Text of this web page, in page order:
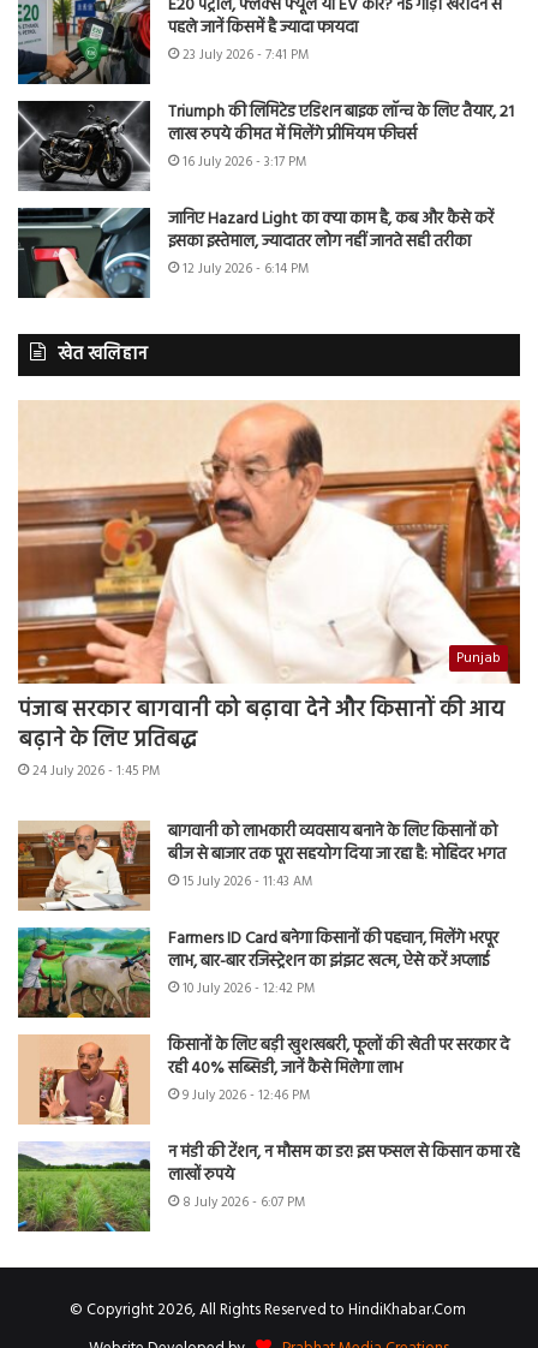
पहले जानें किसमें है ज्यादा फायदा
23 July 2026 - 7:41 PM
Triumph की लिमिटेड एडिशन बाइक लॉन्च के लिए तैयार, 21
लाख रुपये कीमत में मिलेंगे प्रीमियम फीचर्स
16 July 2026 - 3:17 PM
जानिए Hazard Light का क्या काम है, कब और कैसे करें
इसका इस्तेमाल, ज्यादातर लोग नहीं जानते सही तरीका
12 July 2026 - 6:14 PM
खेत खलिहान
Punjab
पंजाब सरकार बागवानी को बढ़ावा देने और किसानों की आय
बढ़ाने के लिए प्रतिबद्ध
24 July 2026 - 1:45 PM
बागवानी को लाभकारी व्यवसाय बनाने के लिए किसानों को
बीज से बाजार तक पूरा सहयोग दिया जा रहा है: मोहिंदर भगत
15 July 2026 - 11:43 AM
Farmers ID Card बनेगा किसानों की पहचान, मिलेंगे भरपूर
लाभ, बार-बार रजिस्ट्रेशन का झंझट खत्म, ऐसे करें अप्लाई
10 July 2026 - 12:42 PM
किसानों के लिए बड़ी खुशखबरी, फूलों की खेती पर सरकार दे
रही 40% सब्सिडी, जानें कैसे मिलेगा लाभ
9 July 2026 - 12:46 PM
न मंडी की टेंशन, न मौसम का डर! इस फसल से किसान कमा रहे
लाखों रुपये
8 July 2026 - 6:07 PM
© Copyright 2026, All Rights Reserved to HindiKhabar.Com